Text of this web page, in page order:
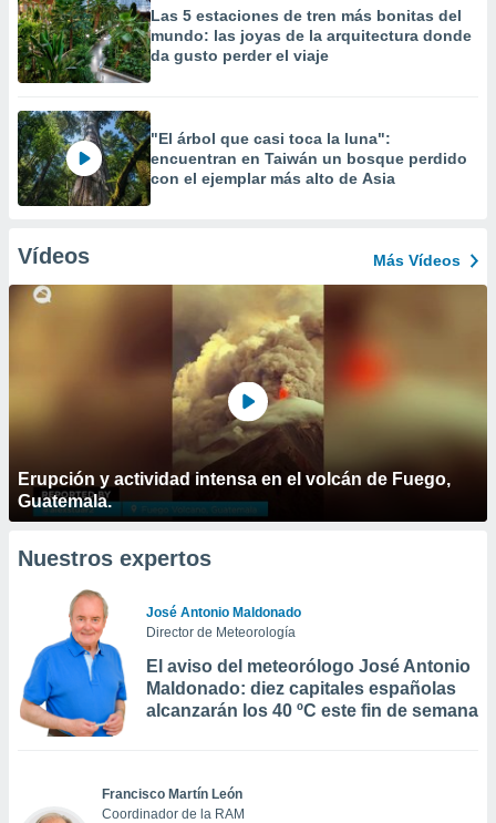
Las 5 estaciones de tren más bonitas del
mundo: las joyas de la arquitectura donde
da gusto perder el viaje
"El árbol que casi toca la luna":
encuentran en Taiwán un bosque perdido
con el ejemplar más alto de Asia
Vídeos Más Vídeos
Erupción y actividad intensa en el volcán de Fuego,
Guatemala.
Nuestros expertos
José Antonio Maldonado
Director de Meteorología
El aviso del meteorólogo José Antonio
Maldonado: diez capitales españolas
alcanzarán los 40 ºC este fin de semana
Francisco Martín León
Coordinador de la RAM